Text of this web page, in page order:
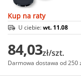
Kup na raty
U ciebie:wt. 11.08
84,03zł/szt.
Darmowa dostawa od 250